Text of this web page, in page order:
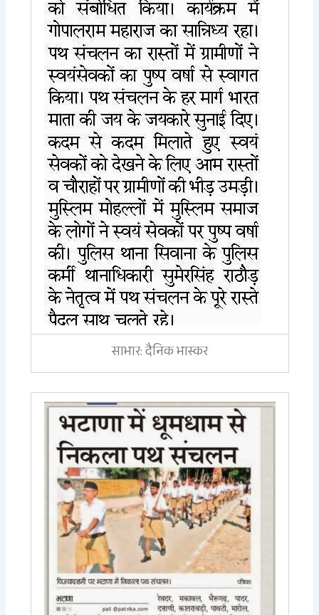
साभार: दैनिक भास्कर